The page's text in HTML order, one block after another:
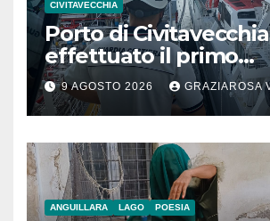
CIVITAVECCHIA
Porto di
effettuato il primo
rifornimento di GNL
nave da crociera
9 AGOSTO 2026 GRAZIAROSA
ANGUILLARA LAGO POESIA